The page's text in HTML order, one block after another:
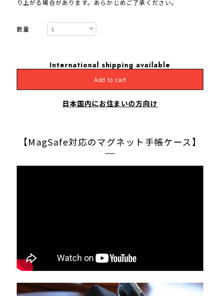
り上がる場合があります。あらかじめご了承ください。
数量
International shipping available
Add to cart
日本国内にお住まいの方向け
【MagSafe対応のマグネット手帳ケース】